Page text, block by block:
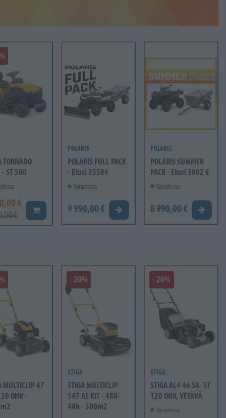
TORNADO
ST 500
€
€ Lisää koriin
POLARIS
POLARIS FULL PACK
- Etusi 3558€
Varastossa
9 990,00 € Tarjouspyyntö
POLARIS
POLARIS SUMMER
PACK - Etusi 3002 €
Varastossa
8 990,00 €
MULTICLIP 47
OHV -
- 20%
STIGA
STIGA MULTICLIP
547 AE KIT - 48V-
4Ah - 500m2
- 20%
STIGA
STIGA AL4 46 SA- ST
120 OHV, VETÄVÄ
Varastossa